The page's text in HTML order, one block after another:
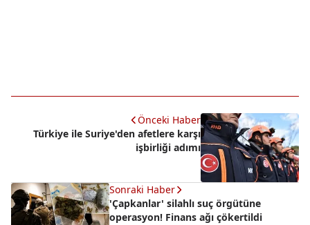
Önceki Haber
Türkiye ile Suriye'den afetlere karşı
işbirliği adımı
Sonraki Haber
'Çapkanlar' silahlı suç örgütüne
operasyon! Finans ağı çökertildi